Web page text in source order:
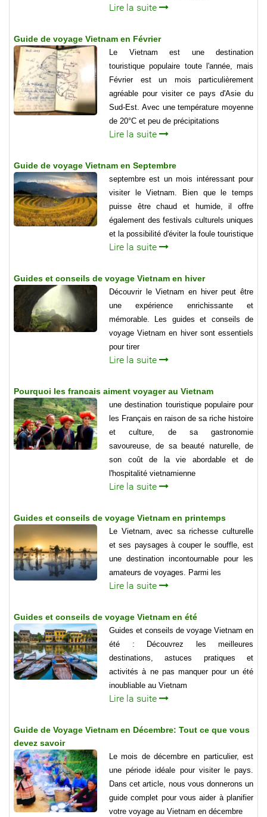
Lire la suite
Guide de voyage Vietnam en Février
Le Vietnam est une destination
touristique populaire toute l'année, mais
Février est un mois particulièrement
agréable pour visiter ce pays d'Asie du
Sud-Est. Avec une température moyenne
de 20°C et peu de précipitations
Lire la suite
Guide de voyage Vietnam en Septembre
septembre est un mois intéressant pour
visiter le Vietnam. Bien que le temps
puisse être chaud et humide, il offre
également des festivals culturels uniques
et la possibilité d'éviter la foule touristique
Lire la suite
Guides et conseils de voyage Vietnam en hiver
Découvrir le Vietnam en hiver peut être
une expérience enrichissante et
mémorable. Les guides et conseils de
voyage Vietnam en hiver sont essentiels
pour tirer
Lire la suite
Pourquoi les francais aiment voyager au Vietnam
une destination touristique populaire pour
les Français en raison de sa riche histoire
et culture, de sa gastronomie
savoureuse, de sa beauté naturelle, de
son coût de la vie abordable et de
l'hospitalité vietnamienne
Lire la suite
Guides et conseils de voyage Vietnam en printemps
Le Vietnam, avec sa richesse culturelle
et ses paysages à couper le souffle, est
une destination incontournable pour les
amateurs de voyages. Parmi les
Lire la suite
Guides et conseils de voyage Vietnam en été
Guides et conseils de voyage Vietnam en
été : Découvrez les meilleures
destinations, astuces pratiques et
activités à ne pas manquer pour un été
inoubliable au Vietnam
Lire la suite
Guide de Voyage Vietnam en Décembre: Tout ce que vous
devez savoir
Le mois de décembre en particulier, est
une période idéale pour visiter le pays.
Dans cet article, nous vous donnerons un
guide complet pour vous aider à planifier
votre voyage au Vietnam en décembre